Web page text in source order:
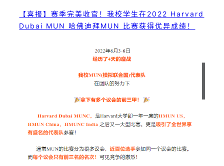
【喜报】赛季完美收官！我校学生在2022 Harvard
Dubai MUN 哈佛迪拜MUN 比赛获得优异成绩！